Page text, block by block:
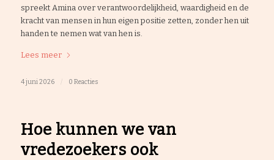
spreekt Amina over verantwoordelijkheid, waardigheid en de
kracht van mensen in hun eigen positie zetten, zonder hen uit
handen te nemen wat van hen is.
Lees meer
4 juni 2026 0 Reacties
Hoe kunnen we van
vredezoekers ook